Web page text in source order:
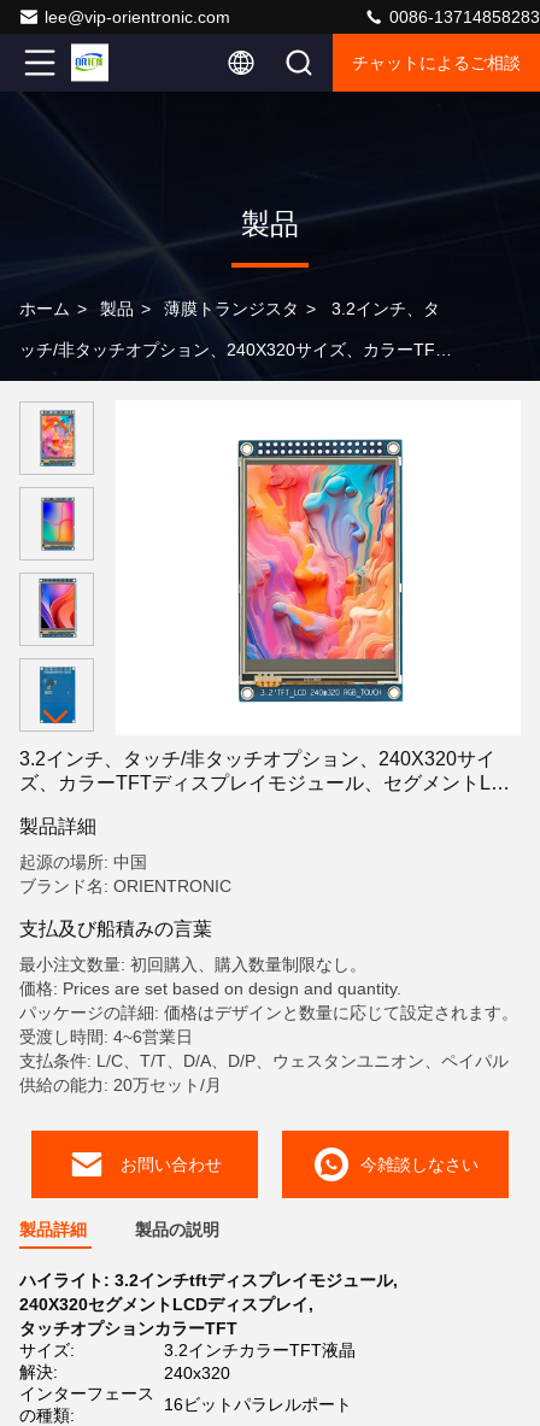
lee@vip-orientronic.com 0086-13714858283
チャットによるご相談
製品
ホーム > 製品 > 薄膜トランジスタ > 3.2インチ、タ
ッチ/非タッチオプション、240X320サイズ、カラーTFT
イ、セグメントLCD
3.2インチ、タッチ/非タッチオプション、240X320サイ
ズ、カラーTFTディスプレイモジュール、セグメントLCD
製品詳細
起源の場所: 中国
ブランド名: ORIENTRONIC
支払及び船積みの言葉
最小注文数量: 初回購入、購入数量制限なし。
価格: Prices are set based on design and quantity.
パッケージの詳細: 価格はデザインと数量に応じて設定されます。
受渡し時間: 4~6営業日
支払条件: L/C、T/T、D/A、D/P、ウェスタンユニオン、ペイパル
供給の能力: 20万セット/月
お問い合わせ 今雑談しなさい
製品詳細 製品の説明
ハイライト: 3.2インチtftディスプレイモジュール,
240X320セグメントLCDディスプレイ,
タッチオプションカラーTFT
サイズ:
3.2インチカラーTFT液晶
解決:
240x320
インターフェース
の種類:
16ビットパラレルポート